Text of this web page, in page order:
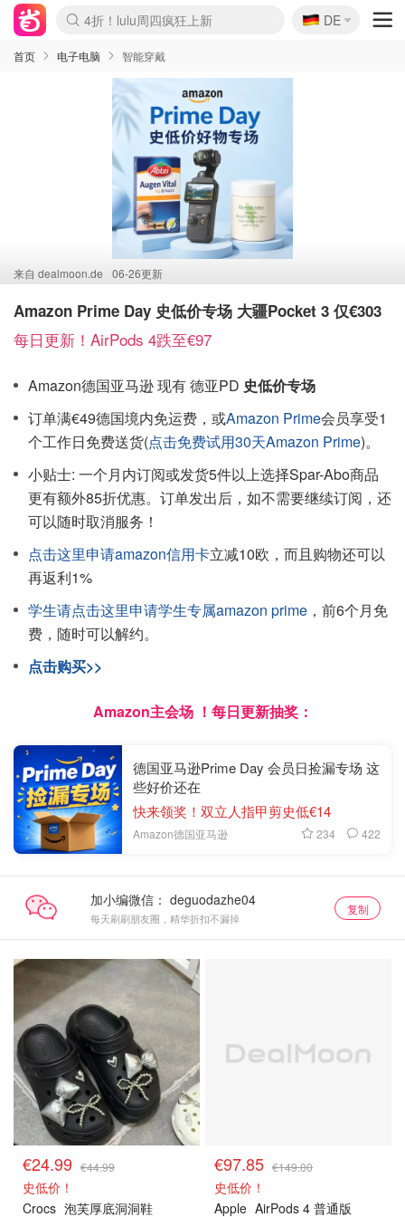
Boticinal 夏促开抢！
4折！lulu周四疯狂上新
还没结束！&OtherStories大促
Joybuy变相75折 随时失效
速领！Stanley独家85折
疑似霸哥！Camper额外叠85折
Zalando 奥莱闪促！每日更新
Moncler反季囤！5折起+叠9折
Coach Brooklyn仅€192
🇩🇪
DE
首页 电子电脑 智能穿戴
来自 dealmoon.de 06-26更新
Amazon Prime Day 史低价专场 大疆Pocket 3 仅€303
每日更新！AirPods 4跌至€97
Amazon德国亚马逊 现有 德亚PD 史低价专场
订单满€49德国境内免运费，或Amazon Prime会员享受1
个工作日免费送货(点击免费试用30天Amazon Prime)。
小贴士: 一个月内订阅或发货5件以上选择Spar-Abo商品
更有额外85折优惠。订单发出后，如不需要继续订阅，还
可以随时取消服务！
点击这里申请amazon信用卡立减10欧，而且购物还可以
再返利1%
学生请点击这里申请学生专属amazon prime ，前6个月免
费，随时可以解约。
点击购买>>
Amazon主会场 ！每日更新抽奖：
德国亚马逊Prime Day 会员日捡漏专场 这
些好价还在
快来领奖！双立人指甲剪史低€14
Amazon德国亚马逊 234 422
加小编微信：
每天刷刷朋友圈，精华折扣不漏掉
复制
€24.99 €44.99
史低价！
Crocs 泡芙厚底洞洞鞋
€97.85 €149.00
史低价！
Apple AirPods 4 ​​​​普通版